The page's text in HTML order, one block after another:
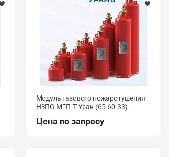
Модуль газового пожаротушения
НЗПО МГП-Т Уран (65-60-33)
Цена по запросу